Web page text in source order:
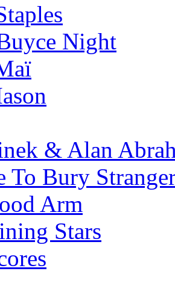
Night
& Alan
To Bury
Arm
Stars